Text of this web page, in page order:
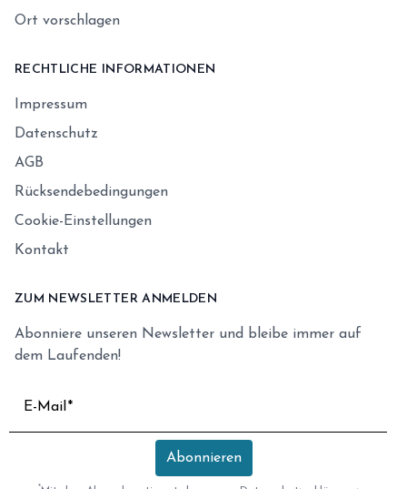
Ort vorschlagen
RECHTLICHE INFORMATIONEN
Impressum
Datenschutz
AGB
Rücksendebedingungen
Cookie-Einstellungen
Kontakt
ZUM NEWSLETTER ANMELDEN
Abonniere unseren Newsletter und bleibe immer auf
dem Laufenden!
E-Mail
Abonnieren
*